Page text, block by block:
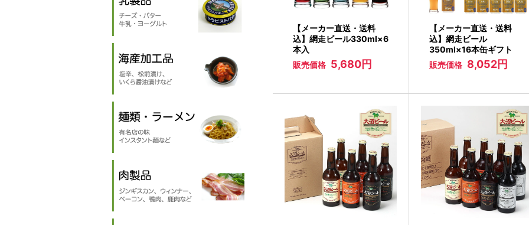
【メーカー直送・送料
込】網走ビール330ml×6
本入
販売価格 5,680円
【メーカー直送・送料
込】網走ビール
350ml×16本缶ギフト
販売価格 8,052円